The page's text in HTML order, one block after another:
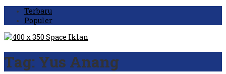
Terbaru
Populer
Tag: Yus Anang